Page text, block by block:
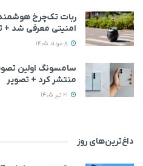
ربات تک‌چرخ
امنیتی معرفی شد +
منتشر کرد + تصویر
داغ‌ترین‌های روز